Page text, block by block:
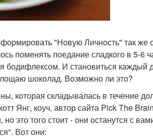
"Новую Личность" так же
поменять поедание сладкого в 5-6
бодифлексом. И становиться каждый
шоколад. Возможно ли это?
которая складывалась в течение
Янг, коуч, автор сайта Pick The
это того стоит - они останутся с
Вот они: